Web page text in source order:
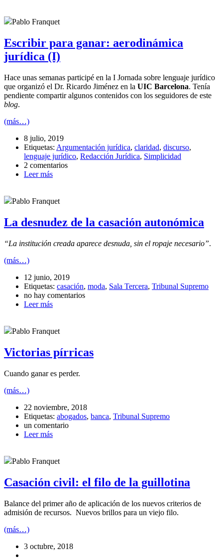
Pablo Franquet
Escribir para ganar: aerodinámica
jurídica (I)
Hace unas semanas participé en la I Jornada sobre lenguaje jurídico
que organizó el Dr. Ricardo Jiménez en la UIC Barcelona. Tenía
pendiente compartir algunos contenidos con los seguidores de este
blog.
(más…)
8 julio, 2019
Etiquetas: Argumentación jurídica, claridad, discurso,
lenguaje jurídico, Redacción Jurídica, Simplicidad
2 comentarios
Leer más
Pablo Franquet
La desnudez de la casación autonómica
“La institución creada aparece desnuda, sin el ropaje necesario”.
(más…)
12 junio, 2019
Etiquetas: casación, moda, Sala Tercera, Tribunal Supremo
no hay comentarios
Leer más
Pablo Franquet
Victorias pírricas
Cuando ganar es perder.
(más…)
22 noviembre, 2018
Etiquetas: abogados, banca, Tribunal Supremo
un comentario
Leer más
Pablo Franquet
Casación civil: el filo de la guillotina
Balance del primer año de aplicación de los nuevos criterios de
admisión de recursos. Nuevos brillos para un viejo filo.
(más…)
3 octubre, 2018